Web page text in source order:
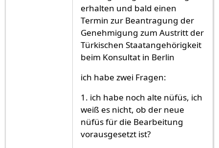
erhalten und bald einen
Termin zur Beantragung der
Genehmigung zum Austritt der
Türkischen Staatangehörigkeit
beim Konsultat in Berlin
ich habe zwei Fragen:
1. ich habe noch alte nüfüs, ich
weiß es nicht, ob der neue
nüfüs für die Bearbeitung
vorausgesetzt ist?